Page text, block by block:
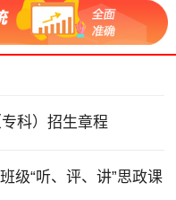
科）招生章程
级“听、评、讲”思政课